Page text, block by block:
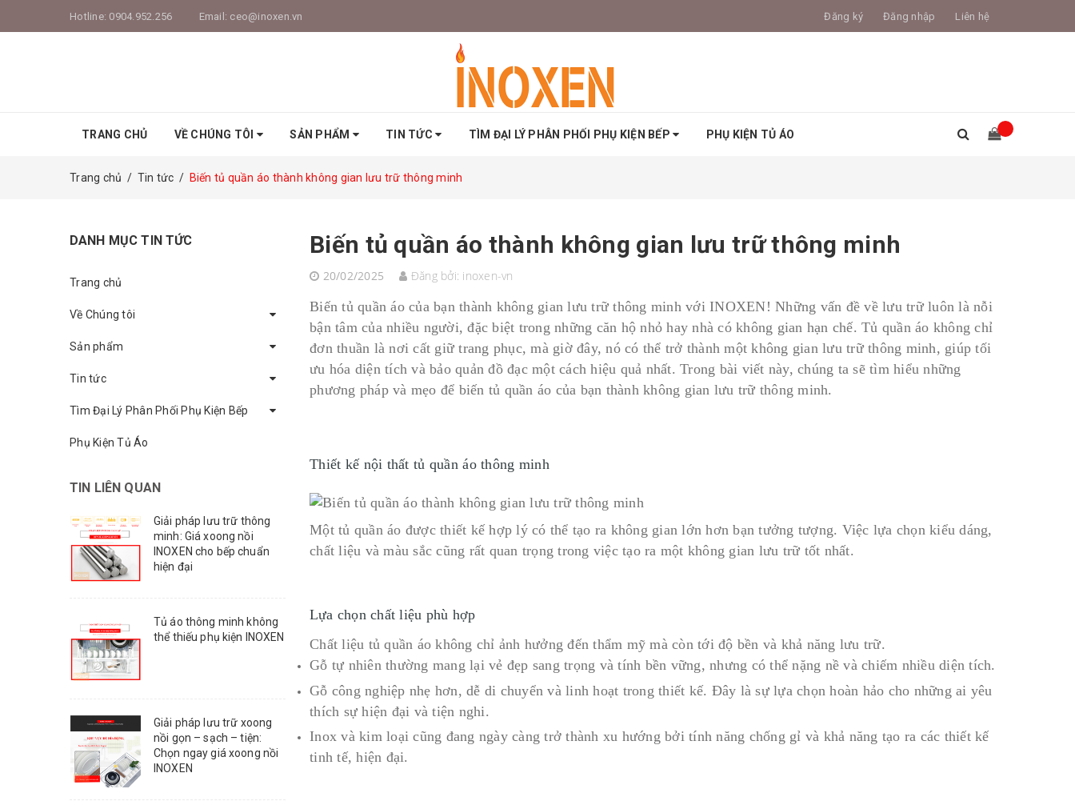
Hotline: 0904.952.256 Email: ceo@inoxen.vn Đăng ký Đăng nhập Liên hệ
TRANG CHỦ VỀ CHÚNG TÔI SẢN PHẨM TIN TỨC TÌM ĐẠI LÝ PHÂN PHỐI PHỤ KIỆN BẾP PHỤ KIỆN TỦ ÁO
Trang chủ / Tin tức / Biến tủ quần áo thành không gian lưu trữ thông minh
Biến tủ quần áo thành không gian lưu trữ thông minh
20/02/2025 Đăng bởi: inoxen-vn
Biến tủ quần áo của bạn thành không gian lưu trữ thông minh với INOXEN! Những vấn đề về lưu trữ luôn là nỗi
bận tâm của nhiều người, đặc biệt trong những căn hộ nhỏ hay nhà có không gian hạn chế. Tủ quần áo không chỉ
đơn thuần là nơi cất giữ trang phục, mà giờ đây, nó có thể trở thành một không gian lưu trữ thông minh, giúp tối
ưu hóa diện tích và bảo quản đồ đạc một cách hiệu quả nhất. Trong bài viết này, chúng ta sẽ tìm hiểu những
phương pháp và mẹo để biến tủ quần áo của bạn thành không gian lưu trữ thông minh.
Thiết kế nội thất tủ quần áo thông minh
Một tủ quần áo được thiết kế hợp lý có thể tạo ra không gian lớn hơn bạn tưởng tượng. Việc lựa chọn kiểu dáng,
chất liệu và màu sắc cũng rất quan trọng trong việc tạo ra một không gian lưu trữ tốt nhất.
Lựa chọn chất liệu phù hợp
Chất liệu tủ quần áo không chỉ ảnh hưởng đến thẩm mỹ mà còn tới độ bền và khả năng lưu trữ.
Gỗ tự nhiên thường mang lại vẻ đẹp sang trọng và tính bền vững, nhưng có thể nặng nề và chiếm nhiều diện tích.
Gỗ công nghiệp nhẹ hơn, dễ di chuyển và linh hoạt trong thiết kế. Đây là sự lựa chọn hoàn hảo cho những ai yêu
thích sự hiện đại và tiện nghi.
Inox và kim loại cũng đang ngày càng trở thành xu hướng bởi tính năng chống gỉ và khả năng tạo ra các thiết kế
tinh tế, hiện đại.
DANH MỤC TIN TỨC
Trang chủ
Về Chúng tôi
Sản phẩm
Tin tức
Tìm Đại Lý Phân Phối Phụ Kiện Bếp
Phụ Kiện Tủ Áo
TIN LIÊN QUAN
Giải pháp lưu trữ thông
minh: Giá xoong nồi
INOXEN cho bếp chuẩn
hiện đại
Tủ áo thông minh không
thể thiếu phụ kiện INOXEN
Giải pháp lưu trữ xoong
nồi gọn – sạch – tiện:
Chọn ngay giá xoong nồi
INOXEN